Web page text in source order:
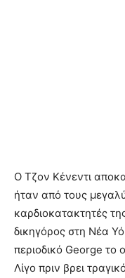
Ο Τζον Κένεντι
ήταν από τους
καρδιοκατακτητές
δικηγόρος στη Νέα
περιοδικό George το
Λίγο πριν βρει